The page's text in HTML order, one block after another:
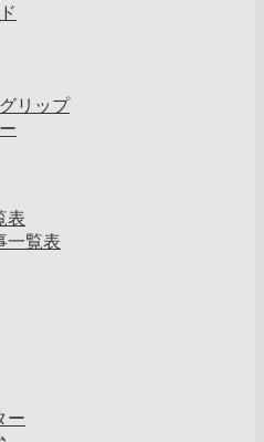
リップ
表
一覧表
ー